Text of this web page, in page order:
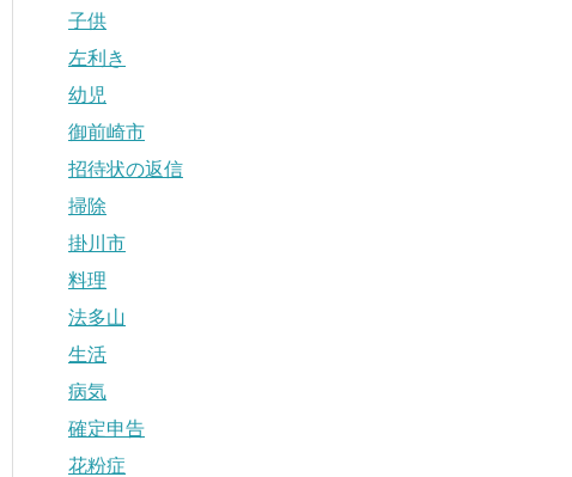
子供
左利き
幼児
御前崎市
招待状の返信
掃除
掛川市
料理
法多山
生活
病気
確定申告
花粉症